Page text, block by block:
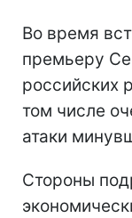
Во время
премьеру
российских
том числе
атаки
Стороны